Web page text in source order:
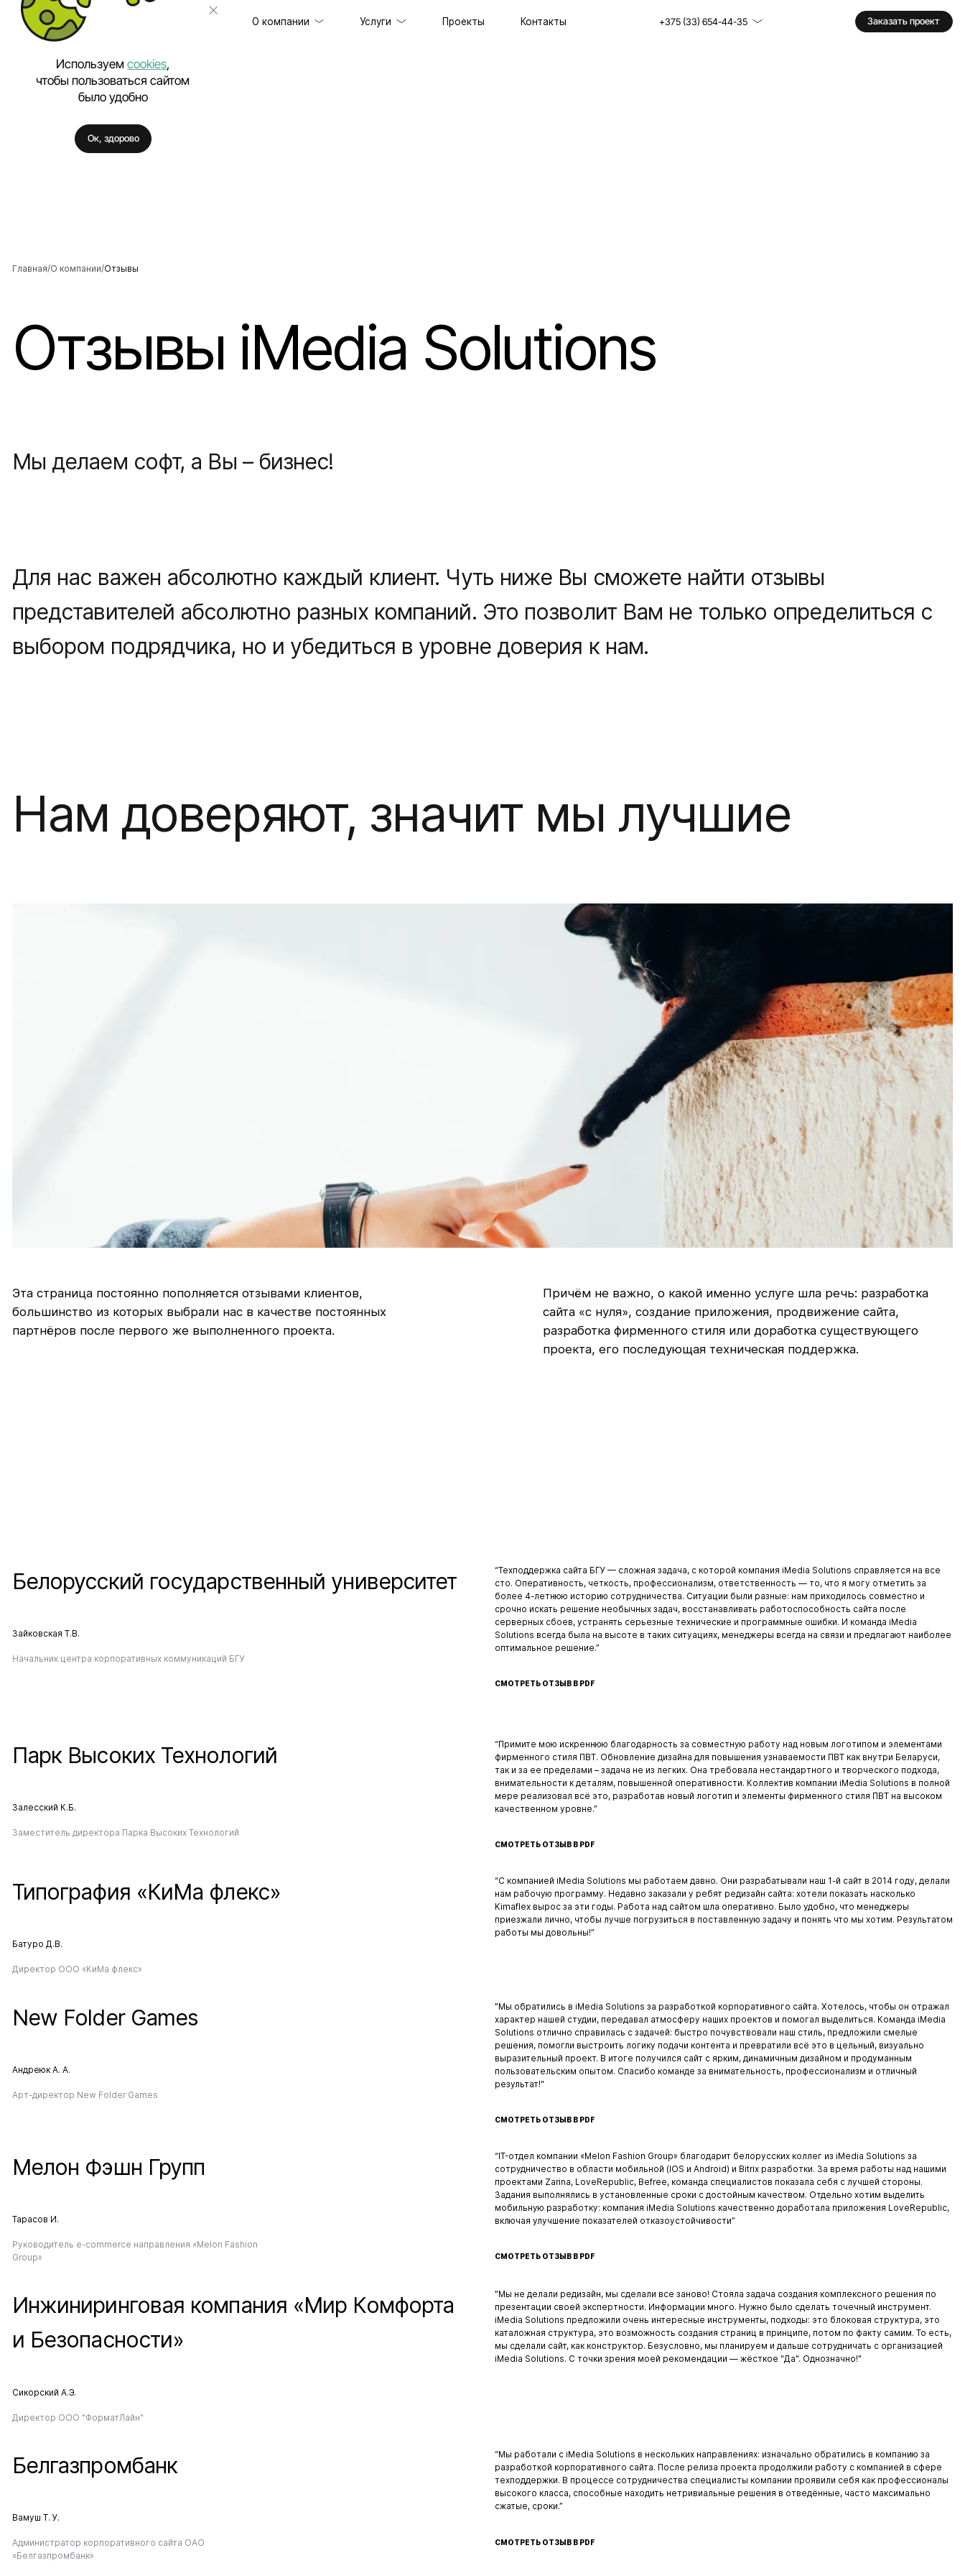
О компании Услуги Проекты Контакты +375 (33) 654-44-35 Заказать проект
Главная О компании Отзывы
Отзывы iMedia Solutions
Мы делаем софт, а Вы – бизнес!
Для нас важен абсолютно каждый клиент. Чуть ниже Вы сможете найти отзывы
представителей абсолютно разных компаний. Это позволит Вам не только определиться с
выбором подрядчика, но и убедиться в уровне доверия к нам.
Нам доверяют, значит мы лучшие
Эта страница постоянно пополняется отзывами клиентов,
большинство из которых выбрали нас в качестве постоянных
партнёров после первого же выполненного проекта.
Причём не важно, о какой именно услуге шла речь: разработка
сайта «с нуля», создание приложения, продвижение сайта,
разработка фирменного стиля или доработка существующего
проекта, его последующая техническая поддержка.
Белорусский государственный университет
Зайковская Т.В.
Начальник центра корпоративных коммуникаций БГУ
“Техподдержка сайта БГУ — сложная задача, с которой компания iMedia Solutions справляется на все
сто. Оперативность, четкость, профессионализм, ответственность — то, что я могу отметить за
более 4-летнюю историю сотрудничества. Ситуации были разные: нам приходилось совместно и
срочно искать решение необычных задач, восстанавливать работоспособность сайта после
серверных сбоев, устранять серьезные технические и программные ошибки. И команда iMedia
Solutions всегда была на высоте в таких ситуациях, менеджеры всегда на связи и предлагают наиболее
оптимальное решение.”
СМОТРЕТЬ ОТЗЫВ В PDF
Парк Высоких Технологий
Залесский К.Б.
Заместитель директора Парка Высоких Технологий
“Примите мою искреннюю благодарность за совместную работу над новым логотипом и элементами
фирменного стиля ПВТ. Обновление дизайна для повышения узнаваемости ПВТ как внутри Беларуси,
так и за ее пределами – задача не из легких. Она требовала нестандартного и творческого подхода,
внимательности к деталям, повышенной оперативности. Коллектив компании iMedia Solutions в полной
мере реализовал всё это, разработав новый логотип и элементы фирменного стиля ПВТ на высоком
качественном уровне.”
СМОТРЕТЬ ОТЗЫВ В PDF
Типография «КиМа флекс»
Батуро Д.В.
Директор ООО «КиМа флекс»
“С компанией iMedia Solutions мы работаем давно. Они разрабатывали наш 1-й сайт в 2014 году, делали
нам рабочую программу. Недавно заказали у ребят редизайн сайта: хотели показать насколько
Kimaflex вырос за эти годы. Работа над сайтом шла оперативно. Было удобно, что менеджеры
приезжали лично, чтобы лучше погрузиться в поставленную задачу и понять что мы хотим. Результатом
работы мы довольны!”
New Folder Games
Андреюк А. A.
Арт-директор New Folder Games
"Мы обратились в iMedia Solutions за разработкой корпоративного сайта. Хотелось, чтобы он отражал
характер нашей студии, передавал атмосферу наших проектов и помогал выделиться. Команда iMedia
Solutions отлично справилась с задачей: быстро почувствовали наш стиль, предложили смелые
решения, помогли выстроить логику подачи контента и превратили всё это в цельный, визуально
выразительный проект. В итоге получился сайт с ярким, динамичным дизайном и продуманным
пользовательским опытом. Спасибо команде за внимательность, профессионализм и отличный
результат!"
СМОТРЕТЬ ОТЗЫВ В PDF
Мелон Фэшн Групп
Тарасов И.
Руководитель e-commerce направления «Melon Fashion
Group»
“IT-отдел компании «Melon Fashion Group» благодарит белорусских коллег из iMedia Solutions за
сотрудничество в области мобильной (IOS и Android) и Bitrix разработки. За время работы над нашими
проектами Zarina, LoveRepublic, Befree, команда специалистов показала себя с лучшей стороны.
Задания выполнялись в установленные сроки с достойным качеством. Отдельно хотим выделить
мобильную разработку: компания iMedia Solutions качественно доработала приложения LoveRepublic,
включая улучшение показателей отказоустойчивости”
СМОТРЕТЬ ОТЗЫВ В PDF
Инжиниринговая компания «Мир Комфорта
и Безопасности»
Сикорский А.Э.
Директор ООО "ФорматЛайн"
"Мы не делали редизайн, мы сделали все заново! Стояла задача создания комплексного решения по
презентации своей экспертности. Информации много. Нужно было сделать точечный инструмент.
iMedia Solutions предложили очень интересные инструменты, подходы: это блоковая структура, это
каталожная структура, это возможность создания страниц в принципе, потом по факту самим. То есть,
мы сделали сайт, как конструктор. Безусловно, мы планируем и дальше сотрудничать с организацией
iMedia Solutions. С точки зрения моей рекомендации — жёсткое "Да". Однозначно!"
Белгазпромбанк
Вамуш Т. У.
Администратор корпоративного сайта ОАО
«Белгазпромбанк»
“Мы работали с iMedia Solutions в нескольких направлениях: изначально обратились в компанию за
разработкой корпоративного сайта. После релиза проекта продолжили работу с компанией в сфере
техподдержки. В процессе сотрудничества специалисты компании проявили себя как профессионалы
высокого класса, способные находить нетривиальные решения в отведённые, часто максимально
сжатые, сроки.”
СМОТРЕТЬ ОТЗЫВ В PDF
Используемcookies,
чтобы пользоваться сайтом
было удобно
Ок, здорово